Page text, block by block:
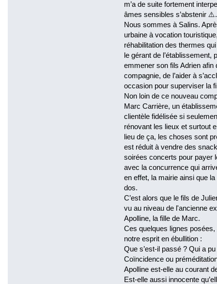
m’a de suite fortement
âmes sensibles s’abstenir ⚠️.
Nous sommes à Salins.
urbaine à vocation
réhabilitation des thermes
le gérant de l’établissement,
emmener son fils Adrien
compagnie, de l’aider à
occasion pour superviser la
Non loin de ce nouveau
Marc Carrière, un
clientèle fidélisée si
rénovant les lieux et surtout
lieu de ça, les choses sont
est réduit à vendre des
soirées concerts pour payer
avec la concurrence qui
en effet, la mairie ainsi que
dos.
C’est alors que le fils de
vu au niveau de l'ancienne
Apolline, la fille de Marc.
Ces quelques lignes
notre esprit en ébullition :
Que s’est-il passé ? Qui a
Coïncidence ou
Apolline est-elle au courant
Est-elle aussi innocente